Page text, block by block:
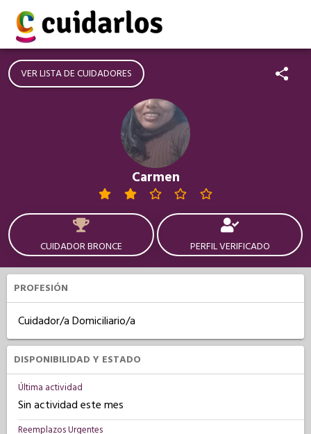
VER LISTA DE CUIDADORES
Carmen
CUIDADOR BRONCE PERFIL VERIFICADO
PROFESIÓN
Cuidador/a Domiciliario/a
DISPONIBILIDAD Y ESTADO
Última actividad
Sin actividad este mes
Reemplazos Urgentes